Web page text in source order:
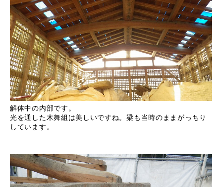
解体中の内部です。
光を通した木舞組は美しいですね。梁も当時のままがっちり
しています。